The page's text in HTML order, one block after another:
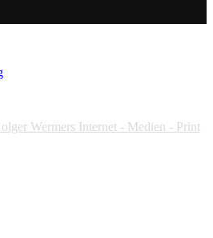
Wermers Internet - Medien - Print